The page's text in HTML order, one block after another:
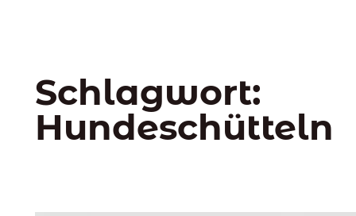
Schlagwort:
Hundeschütteln